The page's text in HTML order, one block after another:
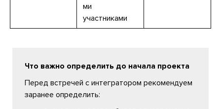
ми
участниками
Что важно определить до начала проекта
Перед встречей с интегратором рекомендуем
заранее определить: